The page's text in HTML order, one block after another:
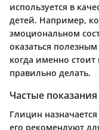
используется в
детей. Например,
эмоциональном
оказаться
когда именно
правильно делать.
Частые показания
Глицин
его рекомендуют